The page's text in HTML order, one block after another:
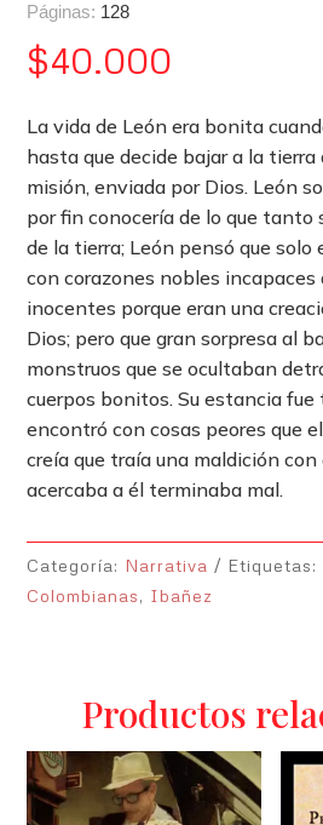
Páginas: 128
$40.000
La vida de León era bonita
hasta que decide bajar a la tierra
misión, enviada por Dios. León
por fin conocería de lo que tanto
de la tierra; León pensó que
con corazones nobles incapaces
inocentes porque eran una
Dios; pero que gran sorpresa al
monstruos que se ocultaban
cuerpos bonitos. Su estancia fue
encontró con cosas peores que
creía que traía una maldición con
acercaba a él terminaba mal.
Categoría: Narrativa Etiquetas:
Colombianas, Ibañez
Productos